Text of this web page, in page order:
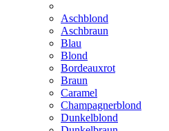
Aschblond
Aschbraun
Blau
Blond
Bordeauxrot
Braun
Caramel
Champagnerblond
Dunkelblond